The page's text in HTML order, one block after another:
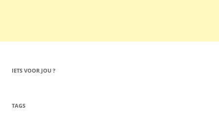
IETS VOOR JOU ?
TAGS